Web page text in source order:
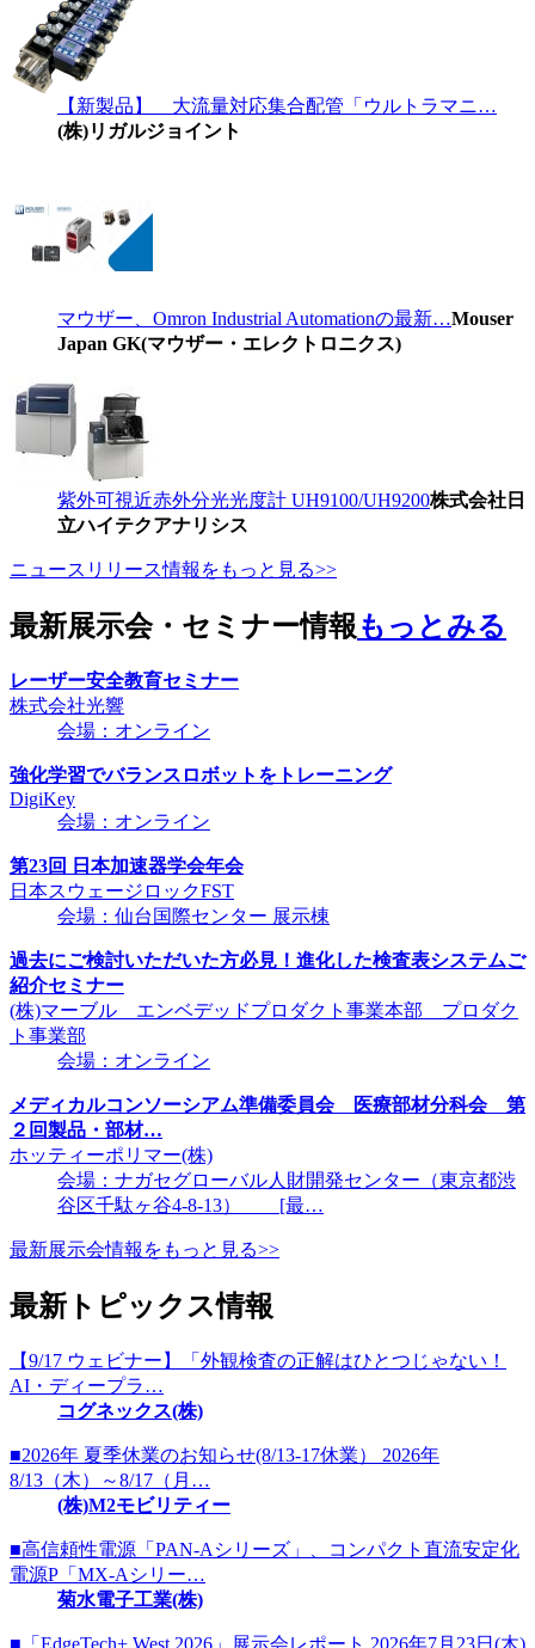
【新製品】 大流量対応集合配管「ウルトラマニ…
(株)リガルジョイント
マウザー、Omron Industrial Automationの最新…Mouser
Japan GK(マウザー・エレクトロニクス)
紫外可視近赤外分光光度計 UH9100/UH9200株式会社日
立ハイテクアナリシス
ニュースリリース情報をもっと見る>>
最新展示会・セミナー情報もっとみる
レーザー安全教育セミナー
株式会社光響
会場：オンライン
強化学習でバランスロボットをトレーニング
DigiKey
会場：オンライン
第23回 日本加速器学会年会
日本スウェージロックFST
会場：仙台国際センター 展示棟
過去にご検討いただいた方必見！進化した検査表システムご
紹介セミナー
(株)マーブル エンベデッドプロダクト事業本部 プロダク
ト事業部
会場：オンライン
メディカルコンソーシアム準備委員会 医療部材分科会 第
２回製品・部材…
ホッティーポリマー(株)
会場：ナガセグローバル人財開発センター（東京都渋
谷区千駄ヶ谷4-8-13） [最…
最新展示会情報をもっと見る>>
最新トピックス情報
【9/17 ウェビナー】「外観検査の正解はひとつじゃない！
AI・ディープラ…
コグネックス(株)
■2026年 夏季休業のお知らせ(8/13-17休業） 2026年
8/13（木）～8/17（月…
(株)M2モビリティー
■高信頼性電源「PAN-Aシリーズ」、コンパクト直流安定化
電源P「MX-Aシリー…
菊水電子工業(株)
■「EdgeTech+ West 2026」展示会レポート 2026年7月23日(木)